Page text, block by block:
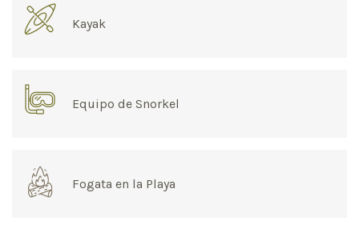
Kayak
Equipo de Snorkel
Fogata en la Playa